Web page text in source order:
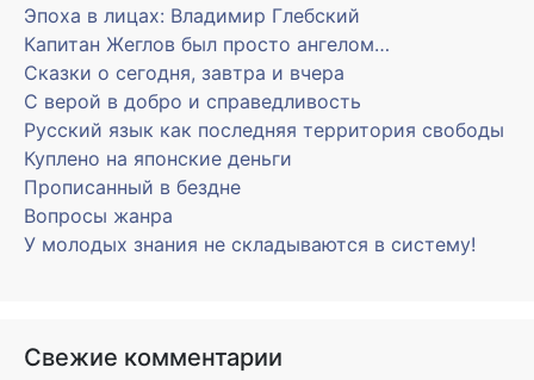
Эпоха в лицах: Владимир Глебский
Капитан Жеглов был просто ангелом…
Сказки о сегодня, завтра и вчера
С верой в добро и справедливость
Русский язык как последняя территория свободы
Куплено на японские деньги
Прописанный в бездне
Вопросы жанра
У молодых знания не складываются в систему!
Свежие комментарии